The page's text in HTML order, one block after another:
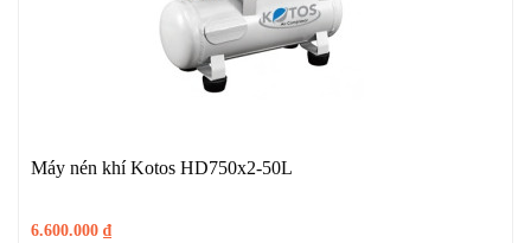
Máy nén khí Kotos HD750x2-50L
6.600.000 ₫